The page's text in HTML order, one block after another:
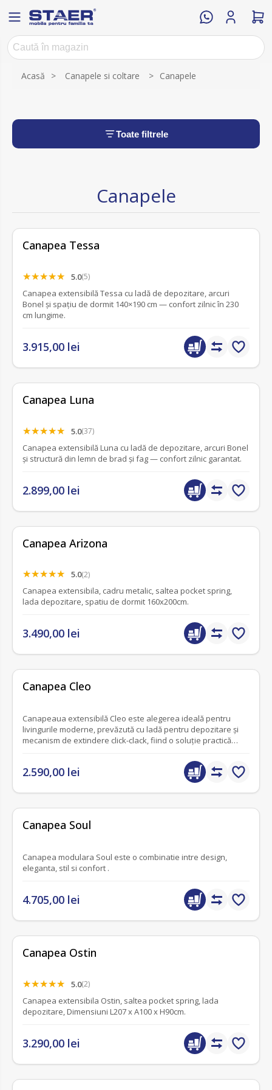
Acasă > Canapele si coltare > Canapele
Toate filtrele
Canapele
Canapea Tessa
5.0(5)
Canapea extensibilă Tessa cu ladă de depozitare, arcuri
Bonel și spațiu de dormit 140×190 cm — confort zilnic în 230
cm lungime.
3.915,00 lei
Canapea Luna
5.0(37)
Canapea extensibilă Luna cu ladă de depozitare, arcuri Bonel
și structură din lemn de brad și fag — confort zilnic garantat.
2.899,00 lei
Canapea Arizona
5.0(2)
Canapea extensibila, cadru metalic, saltea pocket spring,
lada depozitare, spatiu de dormit 160x200cm.
3.490,00 lei
Canapea Cleo
Canapeaua extensibilă Cleo este alegerea ideală pentru
livingurile moderne, prevăzută cu ladă pentru depozitare și
mecanism de extindere click-clack, fiind o soluție practică
2.590,00 lei
Canapea Soul
Canapea modulara Soul este o combinatie intre design,
eleganta, stil si confort .
4.705,00 lei
Canapea Ostin
5.0(2)
Canapea extensibila Ostin, saltea pocket spring, lada
depozitare, Dimensiuni L207 x A100 x H90cm.
3.290,00 lei